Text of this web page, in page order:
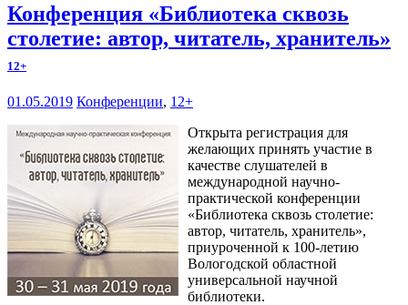
Конференция «Библиотека сквозь
столетие: автор, читатель, хранитель»
12+
01.05.2019 Конференции, 12+
Открыта регистрация для
желающих принять участие в
качестве слушателей в
международной научно-
практической конференции
«Библиотека сквозь столетие:
автор, читатель, хранитель»,
приуроченной к 100-летию
Вологодской областной
универсальной научной
библиотеки.